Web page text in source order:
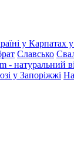
у Карпатах
Славсько
- натуральний
у Запоріжжі